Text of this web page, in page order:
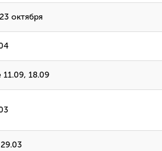
октября
18.09